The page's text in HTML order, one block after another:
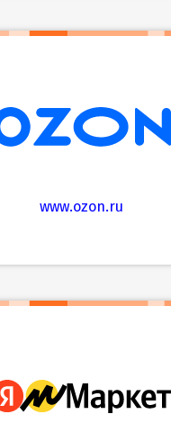
www.ozon.ru